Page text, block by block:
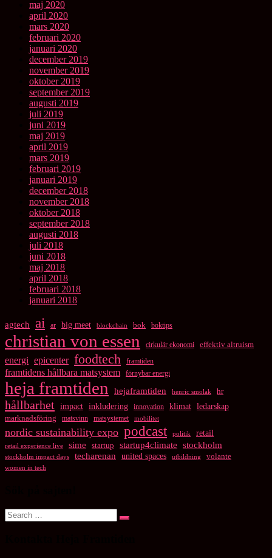
maj 2020
april 2020
mars 2020
februari 2020
januari 2020
december 2019
november 2019
oktober 2019
september 2019
augusti 2019
juli 2019
juni 2019
maj 2019
april 2019
mars 2019
februari 2019
januari 2019
december 2018
november 2018
oktober 2018
september 2018
augusti 2018
juli 2018
juni 2018
maj 2018
april 2018
februari 2018
januari 2018
agtech ai ar big meet blockchain bok boktips
christian von essen cirkulär ekonomi effektiv altruism
energi epicenter foodtech framtiden
framtidens hållbara matsystem förnybar energi
heja framtiden hejaframtiden henric smolak hr
hållbarhet impact inkludering innovation klimat ledarskap
marknadsföring matsvinn matsystemet mobilitet
nordic sustainability expo podcast politik retail
retail experience live sime startup startup4climate stockholm
stockholm impact days techarenan united spaces utbildning volante
women in tech
Search
for:
Search